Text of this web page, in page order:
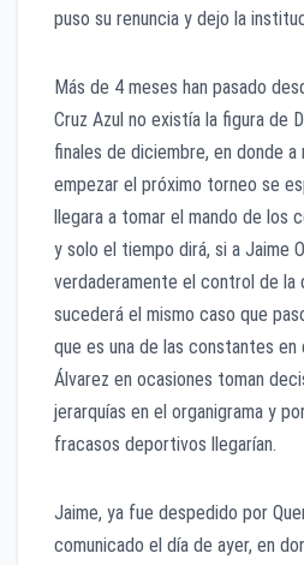
puso su renuncia y dejo la
Más de 4 meses han pasado
Cruz Azul no existía la figura de
finales de diciembre, en donde a
empezar el próximo torneo se
llegara a tomar el mando de los
y solo el tiempo dirá, si a Jaime
verdaderamente el control de la
sucederá el mismo caso que
que es una de las constantes en
Álvarez en ocasiones toman
jerarquías en el organigrama y
fracasos deportivos llegarían.
Jaime, ya fue despedido por
comunicado el día de ayer, en